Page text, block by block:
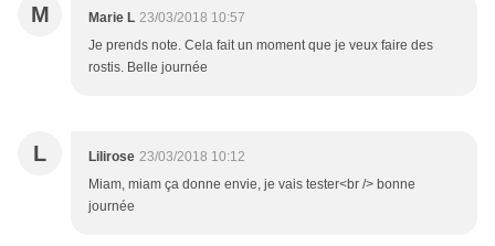
M Marie L 23/03/2018 10:57
Je prends note. Cela fait un moment que je veux faire des
rostis. Belle journée
L Lilirose 23/03/2018 10:12
Miam, miam ça donne envie, je vais tester<br /> bonne
journée